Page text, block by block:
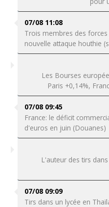
07/08 11:08
Trois membres des
nouvelle attaque houthie
Les Bourses
Paris +0,14%,
07/08 09:45
France: le déficit
d'euros en juin (Douanes)
L'auteur des tirs
07/08 09:09
Tirs dans un lycée en